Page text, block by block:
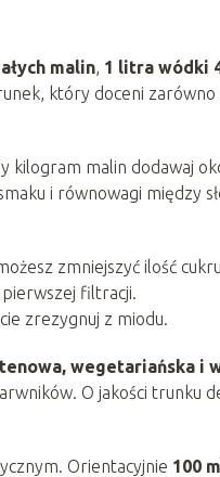
malin, 1 litra wódki
który doceni
kilogram malin dodawaj
i równowagi między
zmniejszyć ilość
pierwszej filtracji.
zrezygnuj z miodu.
wegetariańska i
O jakości trunku
Orientacyjnie 100